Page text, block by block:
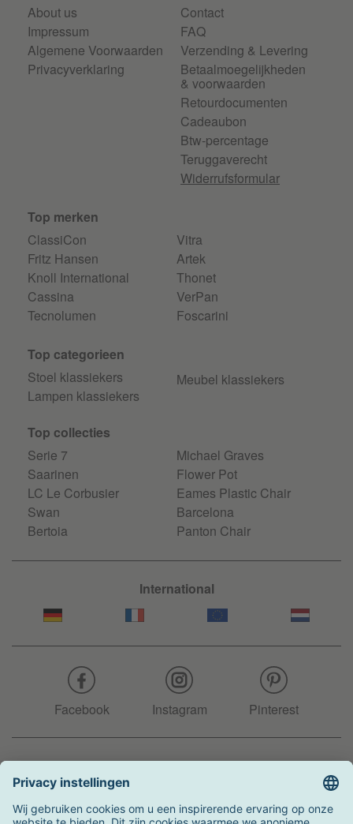
About us
Impressum
Algemene Voorwaarden
Privacyverklaring
Contact
FAQ
Verzending & Levering
Betaalmoegelijkheden
& voorwaarden
Retourdocumenten
Cadeaubon
Btw-percentage
Teruggaverecht
Widerrufsformular
Top merken
ClassiCon
Fritz Hansen
Knoll International
Cassina
Tecnolumen
Vitra
Artek
Thonet
VerPan
Foscarini
Top categorieen
Stoel klassiekers
Lampen klassiekers
Meubel klassiekers
Top collecties
Serie 7
Saarinen
LC Le Corbusier
Swan
Bertoia
Michael Graves
Flower Pot
Eames Plastic Chair
Barcelona
Panton Chair
International
Facebook Instagram Pinterest
+31 204 990 283